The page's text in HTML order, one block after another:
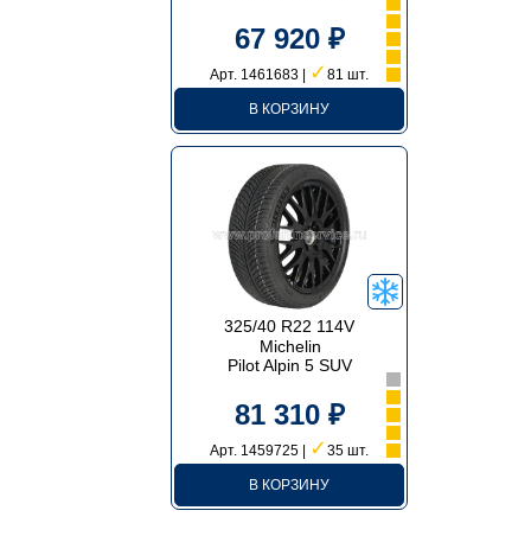
67 920 ₽
Арт. 1461683 | ✓81 шт.
В КОРЗИНУ
325/40 R22 114V
Michelin
Pilot Alpin 5 SUV
81 310 ₽
Арт. 1459725 | ✓35 шт.
В КОРЗИНУ